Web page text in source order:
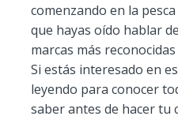
comenzando en la
que hayas oído hablar
marcas más
Si estás interesado en
leyendo para conocer
saber antes de hacer tu